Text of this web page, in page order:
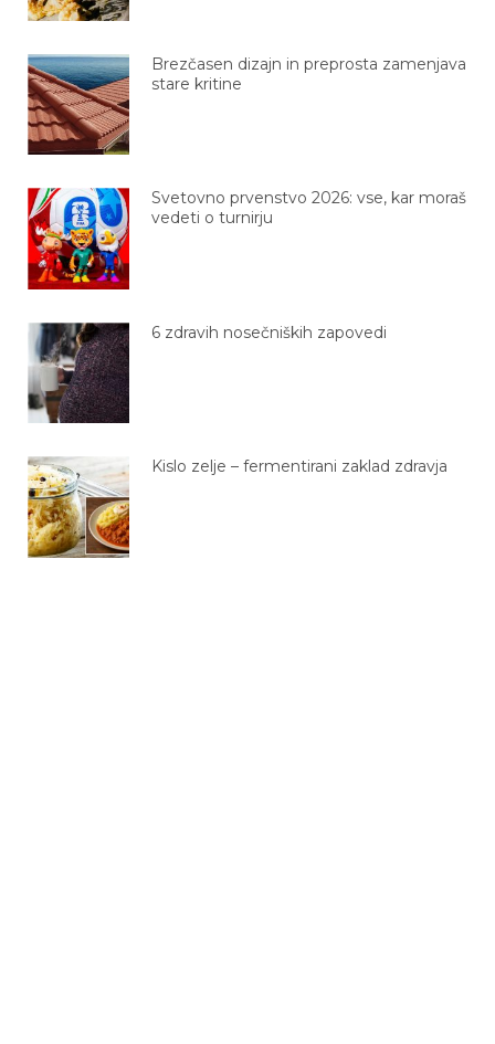
Brezčasen dizajn in preprosta zamenjava
stare kritine
Svetovno prvenstvo 2026: vse, kar moraš
vedeti o turnirju
6 zdravih nosečniških zapovedi
Kislo zelje – fermentirani zaklad zdravja